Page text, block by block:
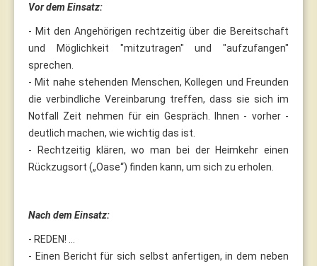
Vor dem Einsatz:
- Mit den Angehörigen rechtzeitig über die Bereitschaft
und Möglichkeit "mitzutragen" und "aufzufangen"
sprechen.
- Mit nahe stehenden Menschen, Kollegen und Freunden
die verbindliche Vereinbarung treffen, dass sie sich im
Notfall Zeit nehmen für ein Gespräch. Ihnen - vorher -
deutlich machen, wie wichtig das ist.
- Rechtzeitig klären, wo man bei der Heimkehr einen
Rückzugsort („Oase“) finden kann, um sich zu erholen.
Nach dem Einsatz:
- REDEN! ...
- Einen Bericht für sich selbst anfertigen, in dem neben